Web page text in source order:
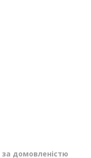
за домовленістю